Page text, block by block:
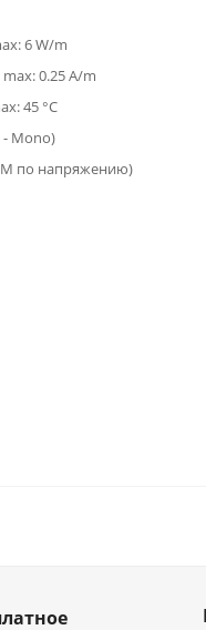
6 W/m
0.25 A/m
45 °C
- Mono)
по напряжению)